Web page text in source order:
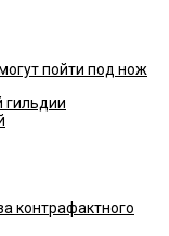
пойти под нож
гильдии
контрафактного